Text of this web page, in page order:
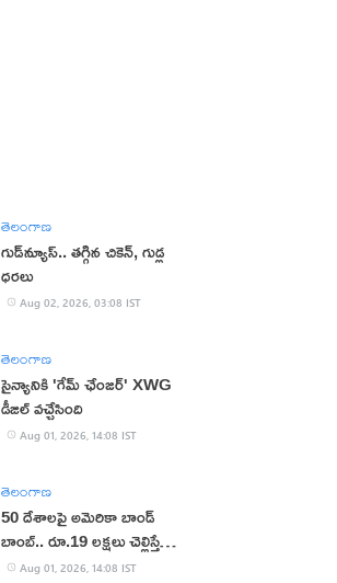
తెలంగాణ
గుడ్‌న్యూస్.. తగ్గిన చికెన్, గుడ్ల
ధరలు
Aug 02, 2026, 03:08 IST
తెలంగాణ
సైన్యానికి 'గేమ్ ఛేంజర్' XWG
డీజిల్ వచ్చేసింది
Aug 01, 2026, 14:08 IST
తెలంగాణ
50 దేశాలపై అమెరికా బాండ్
బాంబ్.. రూ.19 లక్షలు చెల్లిస్తేనే
వీసా!Aug 01, 2026, 14:08 IST